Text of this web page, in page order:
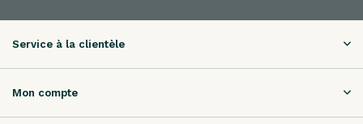
Service à la clientèle
Mon compte